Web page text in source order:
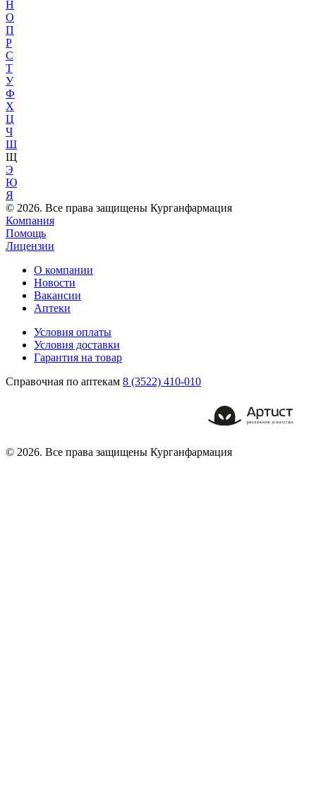
Н
О
П
Р
С
Т
У
Ф
Х
Ц
Ч
Ш
Щ
Э
Ю
Я
© 2026. Все права защищены Курганфармация
Компания
Помощь
Лицензии
О компании
Новости
Вакансии
Аптеки
Условия оплаты
Условия доставки
Гарантия на товар
Справочная по аптекам 8 (3522) 410-010
© 2026. Все права защищены Курганфармация